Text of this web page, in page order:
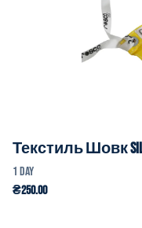
Текстиль Шовк Silk